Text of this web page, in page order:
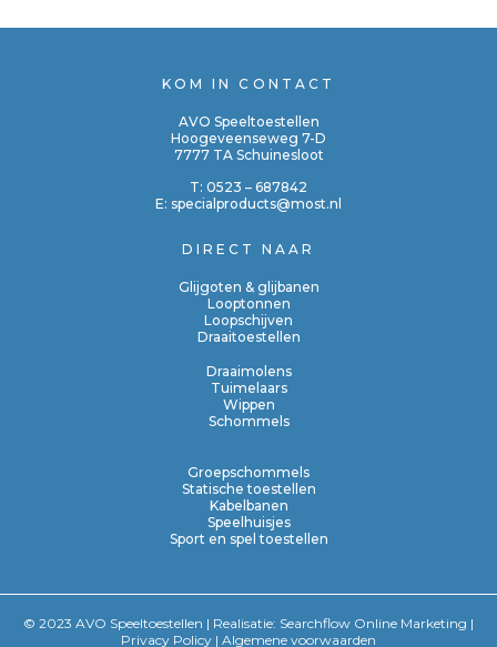
KOM IN CONTACT
AVO Speeltoestellen
Hoogeveenseweg 7-D
7777 TA Schuinesloot
T: 0523 – 687842
E: specialproducts@most.nl
DIRECT NAAR
Glijgoten & glijbanen
Looptonnen
Loopschijven
Draaitoestellen
Draaimolens
Tuimelaars
Wippen
Schommels
Groepschommels
Statische toestellen
Kabelbanen
Speelhuisjes
Sport en spel toestellen
© 2023 AVO Speeltoestellen | Realisatie: Searchflow Online Marketing |
Privacy Policy | Algemene voorwaarden